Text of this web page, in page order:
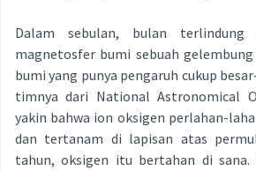
Dalam sebulan, bulan
magnetosfer bumi sebuah
bumi yang punya pengaruh cukup
timnya dari National Astronomical
yakin bahwa ion oksigen perlahan-
dan tertanam di lapisan atas
tahun, oksigen itu bertahan di sana.